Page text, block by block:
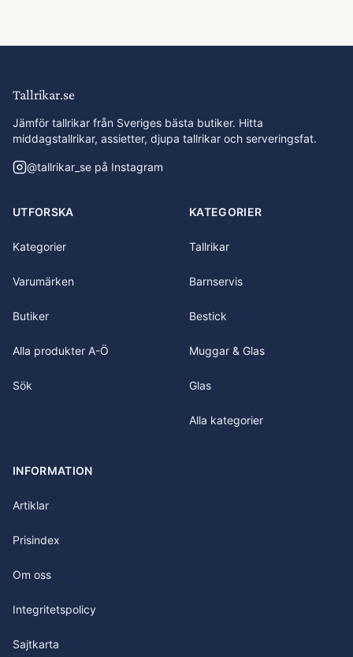
Tallrikar.se
Jämför tallrikar från Sveriges bästa butiker. Hitta
middagstallrikar, assietter, djupa tallrikar och serveringsfat.
@tallrikar_se på Instagram
UTFORSKA
Kategorier
Varumärken
Butiker
Alla produkter A-Ö
Sök
KATEGORIER
Tallrikar
Barnservis
Bestick
Muggar & Glas
Glas
Alla kategorier
INFORMATION
Artiklar
Prisindex
Om oss
Integritetspolicy
Sajtkarta